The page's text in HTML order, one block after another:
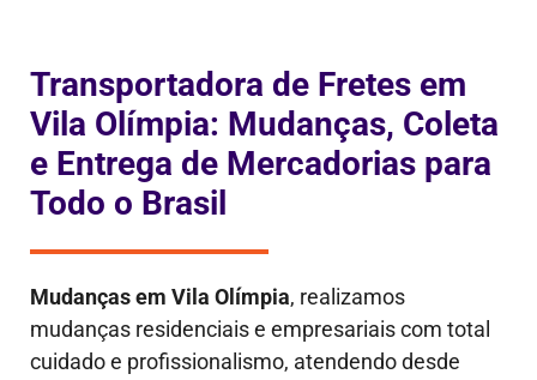
Transportadora de Fretes em
Vila Olímpia: Mudanças, Coleta
e Entrega de Mercadorias para
Todo o Brasil
Mudanças em Vila Olímpia, realizamos
mudanças residenciais e empresariais com total
cuidado e profissionalismo, atendendo desde